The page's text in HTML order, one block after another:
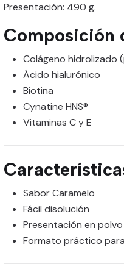
Presentación: 490 g.
Composición
Colágeno hidrolizado
Ácido hialurónico
Biotina
Cynatine HNS®
Vitaminas C y E
Sabor Caramelo
Fácil disolución
Presentación en polvo
Formato práctico